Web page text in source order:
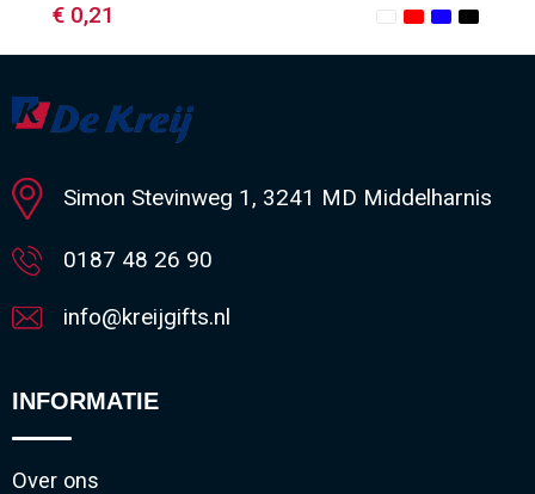
€ 0,21
Minimale afname: 1
Simon Stevinweg 1, 3241 MD Middelharnis
0187 48 26 90
info@kreijgifts.nl
INFORMATIE
Over ons